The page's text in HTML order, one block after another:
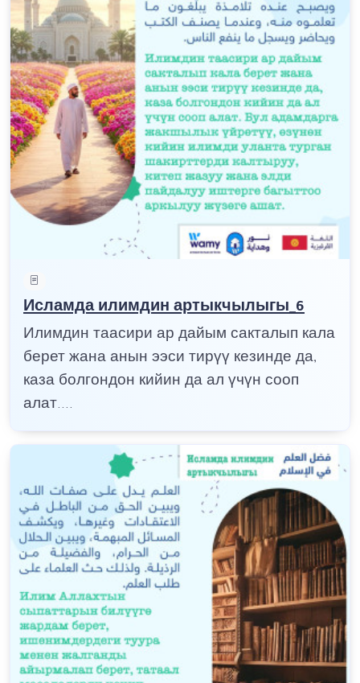
Исламда илимдин артыкчылыгы_6
Илимдин таасири ар дайым сакталып кала
берет жана анын ээси тирүү кезинде да,
каза болгондон кийин да ал үчүн сооп
алат....